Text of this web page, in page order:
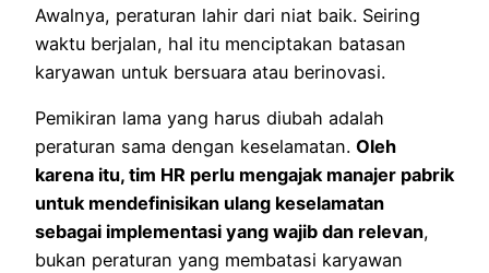
Awalnya, peraturan lahir dari niat baik. Seiring
waktu berjalan, hal itu menciptakan batasan
karyawan untuk bersuara atau berinovasi.
Pemikiran lama yang harus diubah adalah
peraturan sama dengan keselamatan. Oleh
karena itu, tim HR perlu mengajak manajer pabrik
untuk mendefinisikan ulang keselamatan
sebagai implementasi yang wajib dan relevan,
bukan peraturan yang membatasi karyawan